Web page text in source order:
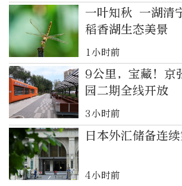
一叶知秋 一湖清
稻香湖生态美景
1小时前
9公里，宝藏！京
园二期全线开放
3小时前
日本外汇储备连
4小时前